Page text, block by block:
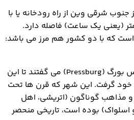
جنوب شرقی وین از راه رودخانه یا با
است که با دو کشور هم مرز می باشد:
تا سال ۱۹۱۹ به این شهر پرس بورگ (Pressburg) می گفتند تا این
خود گرفت. این شهر که قرن ها تحت
و مذاهب گوناگون (اتریشی، اهل
اسلواک) بوده است، تاریخی منحصر